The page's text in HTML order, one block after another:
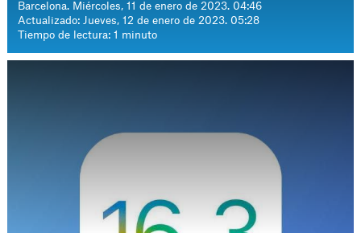
Barcelona. Miércoles, 11 de enero de 2023. 04:46
Actualizado: Jueves, 12 de enero de 2023. 05:28
Tiempo de lectura: 1 minuto